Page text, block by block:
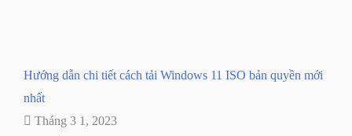
Hướng dẫn chi tiết cách tải Windows 11 ISO bản quyền mới
nhất
Tháng 3 1, 2023